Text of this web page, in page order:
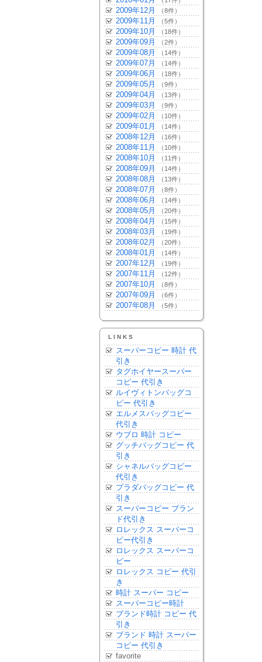
2009年12月 （8件）
2009年11月 （5件）
2009年10月 （18件）
2009年09月 （2件）
2009年08月 （14件）
2009年07月 （14件）
2009年06月 （18件）
2009年05月 （9件）
2009年04月 （13件）
2009年03月 （9件）
2009年02月 （10件）
2009年01月 （14件）
2008年12月 （16件）
2008年11月 （10件）
2008年10月 （11件）
2008年09月 （14件）
2008年08月 （13件）
2008年07月 （8件）
2008年06月 （14件）
2008年05月 （20件）
2008年04月 （15件）
2008年03月 （19件）
2008年02月 （20件）
2008年01月 （14件）
2007年12月 （19件）
2007年11月 （12件）
2007年10月 （8件）
2007年09月 （6件）
2007年08月 （5件）
LINKS
スーパーコピー 時計 代
引き
タグホイヤースーパー
コピー 代引き
ルイヴィトンバッグコ
ピー 代引き
エルメスバッグコピー
代引き
ウブロ 時計 コピー
グッチバッグコピー 代
引き
シャネルバッグコピー
代引き
プラダバッグコピー 代
引き
スーパーコピー ブラン
ド代引き
ロレックス スーパーコ
ピー代引き
ロレックス スーパーコ
ピー
ロレックス コピー 代引
き
時計 スーパー コピー
スーパーコピー時計
ブランド時計 コピー 代
引き
ブランド 時計 スーパー
コピー 代引き
favorite